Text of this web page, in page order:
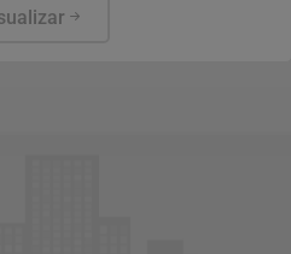
quarta-feira (5) pelo